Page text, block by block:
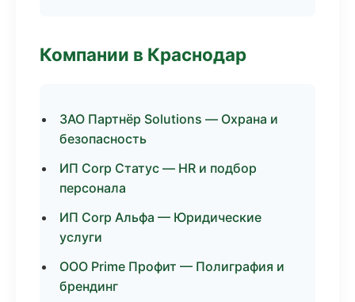
Компании в Краснодар
ЗАО Партнёр Solutions — Охрана и
безопасность
ИП Corp Статус — HR и подбор
персонала
ИП Corp Альфа — Юридические
услуги
ООО Prime Профит — Полиграфия и
брендинг